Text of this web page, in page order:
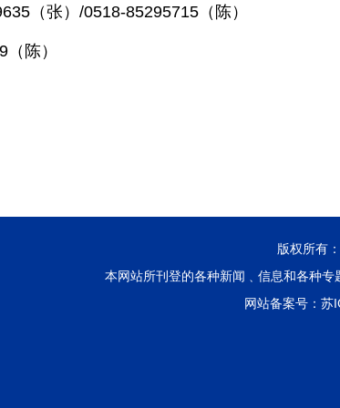
（张）/0518-85295715（陈）
陈）
版权所有
本网站所刊登的各种新闻﹑信息和各种
网站备案号： 苏